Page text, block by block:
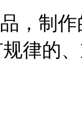
，制
规律的